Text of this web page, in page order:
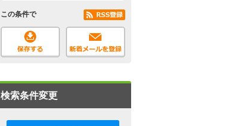
この条件で
検索条件変更